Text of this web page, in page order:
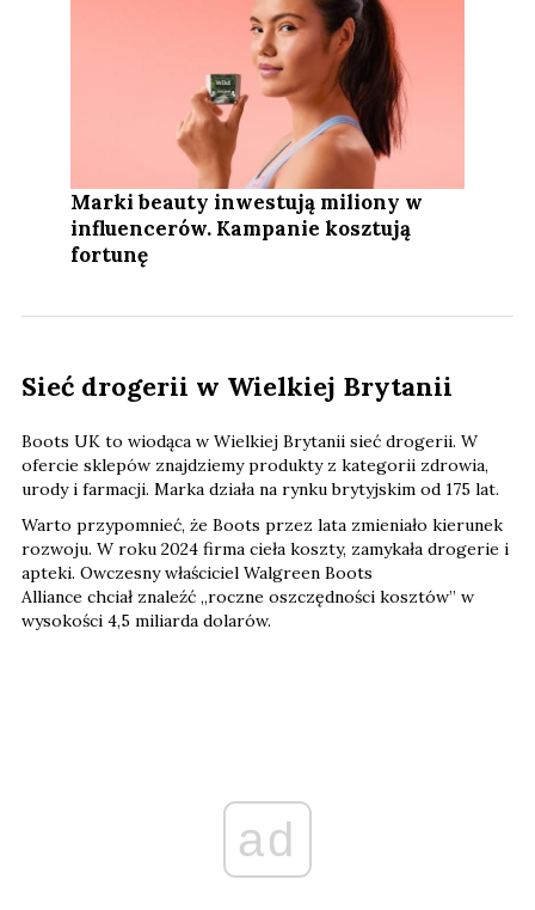
Marki beauty inwestują miliony w
influencerów. Kampanie kosztują
fortunę
Sieć drogerii w Wielkiej Brytanii
Boots UK to wiodąca w Wielkiej Brytanii sieć drogerii. W
ofercie sklepów znajdziemy produkty z kategorii zdrowia,
urody i farmacji. Marka działa na rynku brytyjskim od 175 lat.
Warto przypomnieć, że Boots przez lata zmieniało kierunek
rozwoju. W roku 2024 firma cieła koszty, zamykała drogerie i
apteki. Owczesny właściciel Walgreen Boots
Alliance chciał znaleźć „roczne oszczędności kosztów” w
wysokości 4,5 miliarda dolarów.
ad